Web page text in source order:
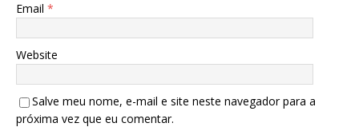
Email *
Website
Salve meu nome, e-mail e site neste navegador para a
próxima vez que eu comentar.